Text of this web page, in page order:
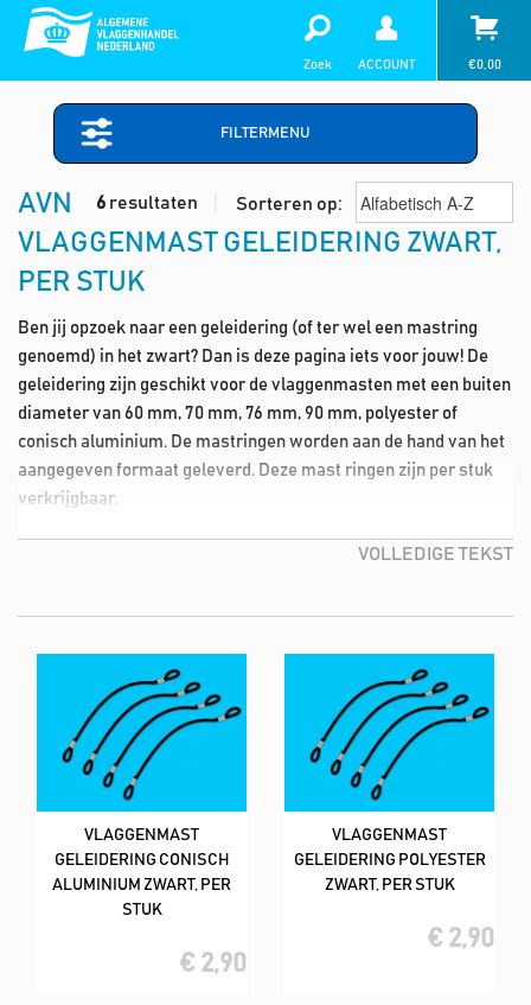
Zoek ACCOUNT €0,00
FILTERMENU
6 resultaten Sorteren op:
AVN
VLAGGENMAST GELEIDERING ZWART,
PER STUK
Ben jij opzoek naar een geleidering (of ter wel een mastring
genoemd) in het zwart? Dan is deze pagina iets voor jouw! De
geleidering zijn geschikt voor de vlaggenmasten met een buiten
diameter van 60 mm, 70 mm, 76 mm, 90 mm, polyester of
conisch aluminium. De mastringen worden aan de hand van het
aangegeven formaat geleverd. Deze mast ringen zijn per stuk
verkrijgbaar.
Heb jij een andere buitendiameter nodig? Geen zorgen, deze
Bij de Algemene Vlaggenhandel Nederland koop je hoge
kwaliteit vlaggen tegen een kleine en scherpe prijs. En vaak
hebben wij ook de laagste prijzen van heel Nederland. De
meeste vlaggen leveren wij direct uit eigen voorraad, je hebt het
hierdoor dus snel in huis.
VOLLEDIGE TEKST
VLAGGENMAST
GELEIDERING CONISCH
ALUMINIUM ZWART, PER
STUK
€ 2,90
VLAGGENMAST
GELEIDERING POLYESTER
ZWART, PER STUK
€ 2,90